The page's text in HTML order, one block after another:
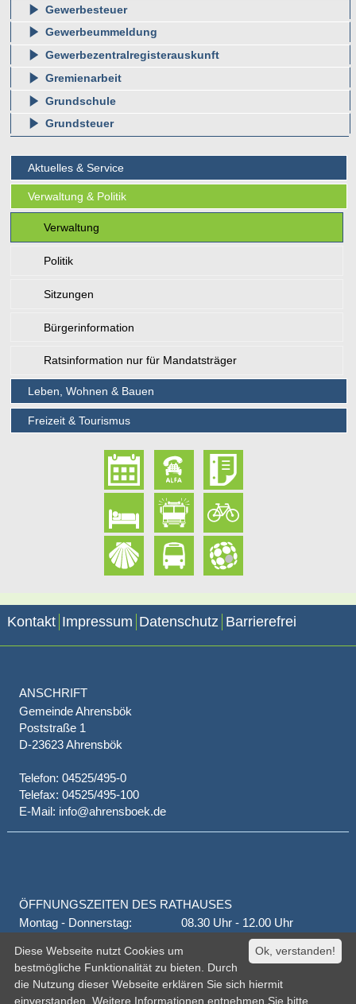
Gewerbesteuer
Gewerbeummeldung
Gewerbezentralregisterauskunft
Gremienarbeit
Grundschule
Grundsteuer
Aktuelles & Service
Verwaltung & Politik
Verwaltung
Politik
Sitzungen
Bürgerinformation
Ratsinformation nur für Mandatsträger
Leben, Wohnen & Bauen
Freizeit & Tourismus
Kontakt Impressum Datenschutz Barrierefrei
ANSCHRIFT
Gemeinde Ahrensbök
Poststraße 1
D-23623 Ahrensbök
Telefon: 04525/495-0
Telefax: 04525/495-100
E-Mail: info@ahrensboek.de
ÖFFNUNGSZEITEN DES RATHAUSES
Montag - Donnerstag:
08.30 Uhr - 12.00 Uhr
14.00 Uhr - 18.00 Uhr
jeden 1. und 3. Montag
16.00 Uhr - 18.00 Uhr
Freitag
geschlossen
oder nach Vereinbarung
Ok, verstanden!
Diese Webseite nutzt Cookies um
bestmögliche Funktionalität zu bieten. Durch
die Nutzung dieser Webseite erklären Sie sich hiermit
einverstanden. Weitere Informationen entnehmen Sie bitte